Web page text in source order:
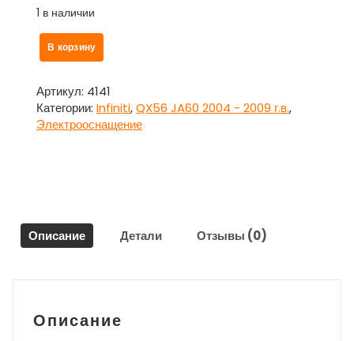
1 в наличии
Количество
товара
электронный
189957S305
для
Infiniti
QX56
В корзину
Артикул: 4141
Категории: Infiniti,QX56 JA60 2004 - 2009 г.в.,
Электрооснащение
Описание Детали Отзывы (0)
Описание